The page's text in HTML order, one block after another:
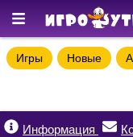
Игры Новые
Информация